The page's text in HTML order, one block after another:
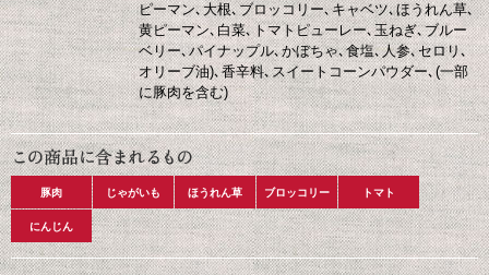
ピーマン､大根､ブロッコリー､キャベツ､ほうれん草､
黄ピーマン､白菜､トマトピューレー､玉ねぎ､ブルー
ベリー､パイナップル､かぼちゃ､食塩､人参､セロリ､
オリーブ油)､香辛料､スイートコーンパウダー､(一部
に豚肉を含む)
豚肉 じゃがいも ほうれん草 ブロッコリー トマト
にんじん